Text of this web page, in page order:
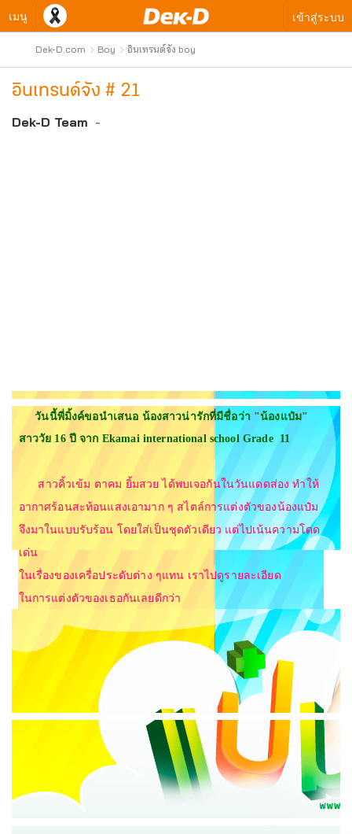
เมนู เข้าสู่ระบบ
Dek-D.com Boy อินเทรนด์จัง boy
อินเทรนด์จัง # 21
Dek-D Team -
วันนี้พี่มิ้งค์ขอนำเสนอ น้องสาวน่ารักที่มีชื่อว่า "น้องแป๋ม"
สาววัย 16 ปี จาก Ekamai international school Grade 11
สาวคิ้วเข้ม ตาคม ยิ้มสวย ได้พบเจอกันในวันแดดส่อง ทำให้
อากาศร้อนสะท้อนแสงเอามาก ๆ สไตล์การแต่งตัวของน้องแป๋ม
จึงมาในแบบรับร้อน โดยใส่เป็นชุดตัวเดียว แต่ไปเน้นความโดด
เด่น
ในเรื่องของเครื่อประดับต่าง ๆแทน เราไปดูรายละเอียด
ในการแต่งตัวของเธอกันเลยดีกว่า